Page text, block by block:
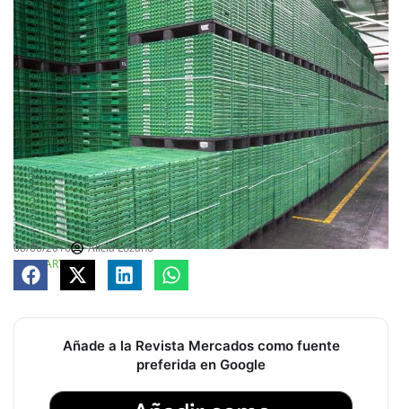
08/06/2016
Alicia Lozano
COMPARTE
Añade a la Revista Mercados como fuente
preferida en Google